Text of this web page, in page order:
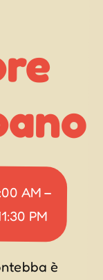
AM–
PM
è
lungo il
giorni in
e